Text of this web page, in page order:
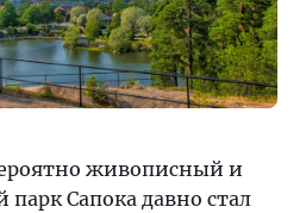
живописный и
Сапока давно стал